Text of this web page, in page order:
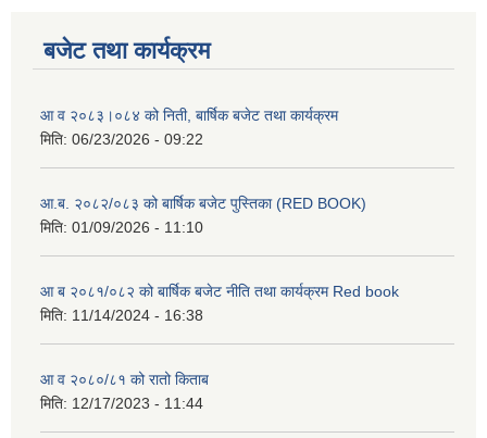
बजेट तथा कार्यक्रम
आ व २०८३।०८४ को निती, बार्षिक बजेट तथा कार्यक्रम
मिति: 06/23/2026 - 09:22
आ.ब. २०८२/०८३ को बार्षिक बजेट पुस्तिका (RED BOOK)
मिति: 01/09/2026 - 11:10
आ ब २०८१/०८२ को बार्षिक बजेट नीति तथा कार्यक्रम Red book
मिति: 11/14/2024 - 16:38
आ व २०८०/८१ को रातो किताब
मिति: 12/17/2023 - 11:44